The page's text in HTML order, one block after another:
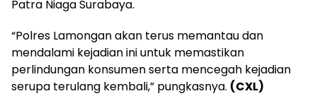
Patra Niaga Surabaya.
“Polres Lamongan akan terus memantau dan
mendalami kejadian ini untuk memastikan
perlindungan konsumen serta mencegah kejadian
serupa terulang kembali,” pungkasnya. (CXL)